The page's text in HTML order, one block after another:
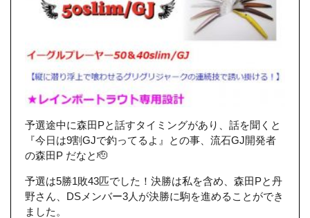
予選途中に森田Pと話すタイミングがあり、話を聞くと
『今日は9割GJで釣ってるよ』との事、流石GJ開発者
の森田P だなと🫡
予選は5勝1敗43匹でした！決勝は私を含め、森田Pと丹
野さん、DSメンバー3人が決勝に駒を進めることができ
ました。